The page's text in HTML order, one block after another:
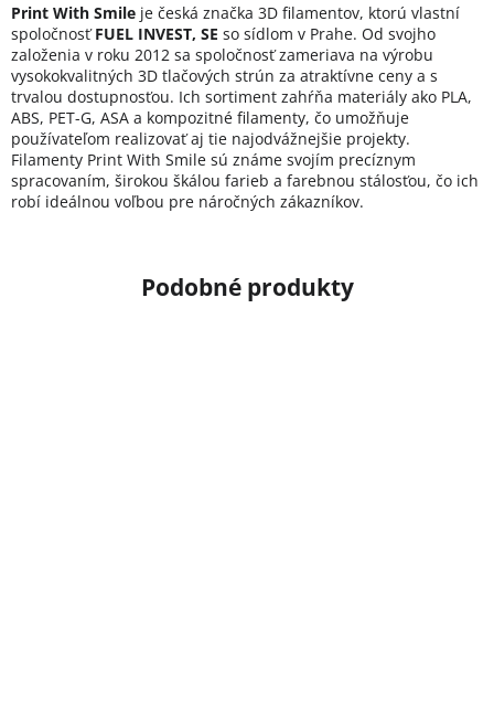
Print With Smile je česká značka 3D filamentov, ktorú vlastní
spoločnosťFUEL INVEST, SE so sídlom v Prahe. Od svojho
založenia v roku 2012 sa spoločnosť zameriava na výrobu
vysokokvalitných 3D tlačových strún za atraktívne ceny a s
trvalou dostupnosťou. Ich sortiment zahŕňa materiály ako PLA,
ABS, PET-G, ASA a kompozitné filamenty, čo umožňuje
používateľom realizovať aj tie najodvážnejšie projekty.
Filamenty Print With Smile sú známe svojím precíznym
spracovaním, širokou škálou farieb a farebnou stálosťou, čo ich
robí ideálnou voľbou pre náročných zákazníkov.